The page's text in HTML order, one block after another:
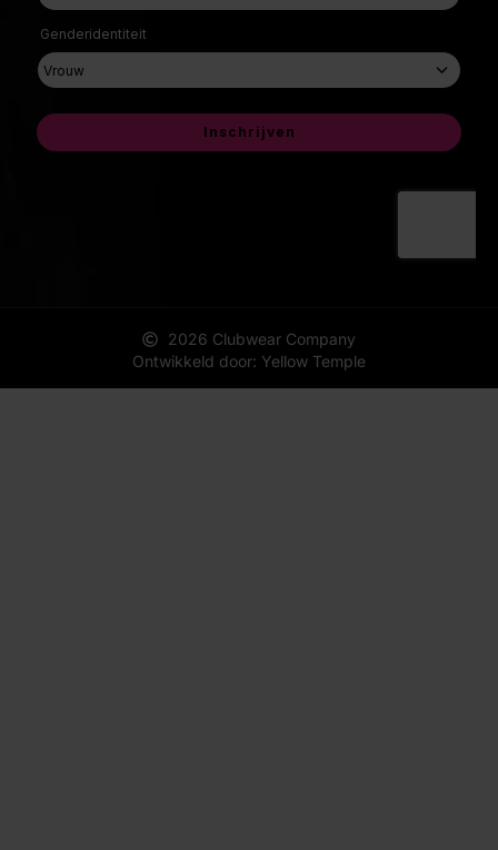
2026 Clubwear Company
Ontwikkeld door: Yellow Temple